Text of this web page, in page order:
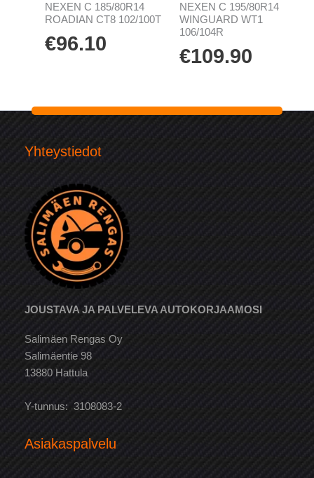
NEXEN C 185/80R14
ROADIAN CT8 102/100T
€96.10
NEXEN C 195/80R14
WINGUARD WT1
106/104R
€109.90
Yhteystiedot
JOUSTAVA JA PALVELEVA AUTOKORJAAMOSI
Salimäen Rengas Oy
Salimäentie 98
13880 Hattula
Y-tunnus: 3108083-2
Asiakaspalvelu